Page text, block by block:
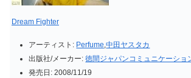
Dream Fighter
アーティスト: Perfume ,中田ヤスタカ
出版社/メーカー: 徳間ジャパンコミュニケーショ
発売日: 2008/11/19